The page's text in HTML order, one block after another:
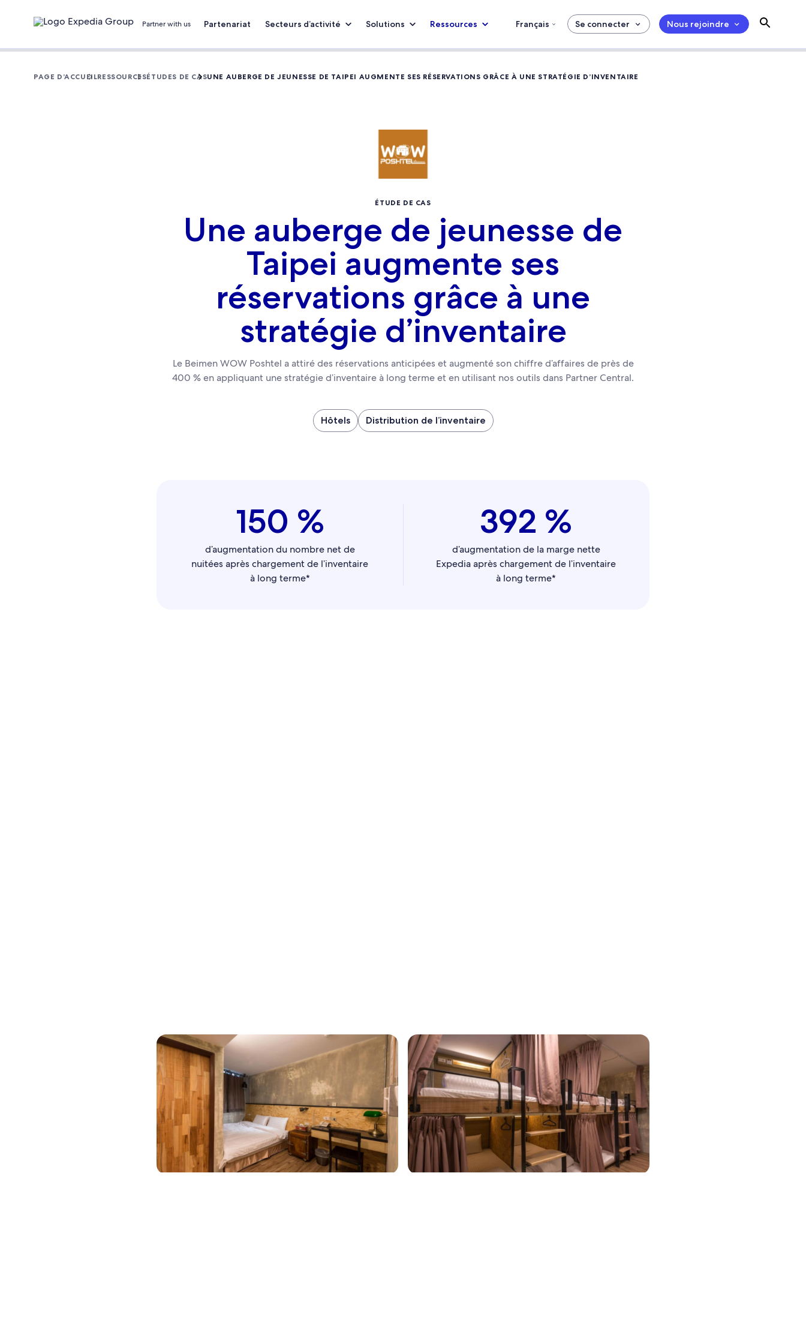
Partner with us Partenariat Secteurs d’activité Solutions Ressources Français Se connecter Nous rejoindre
PAGE D’ACCUEILRESSOURCESÉTUDES DE CASUNE AUBERGE DE JEUNESSE DE TAIPEI AUGMENTE SES RÉSERVATIONS GRÂCE À UNE STRATÉGIE D’INVENTAIRE
ÉTUDE DE CAS
Une auberge de jeunesse de
Taipei augmente ses
réservations grâce à une
stratégie d’inventaire
Le Beimen WOW Poshtel a attiré des réservations anticipées et augmenté son chiffre d’affaires de près de
400 % en appliquant une stratégie d’inventaire à long terme et en utilisant nos outils dans Partner Central.
Hôtels Distribution de l’inventaire
150 %
d’augmentation du nombre net de
nuitées après chargement de l’inventaire
à long terme*
392 %
d’augmentation de la marge nette
Expedia après chargement de l’inventaire
à long terme*